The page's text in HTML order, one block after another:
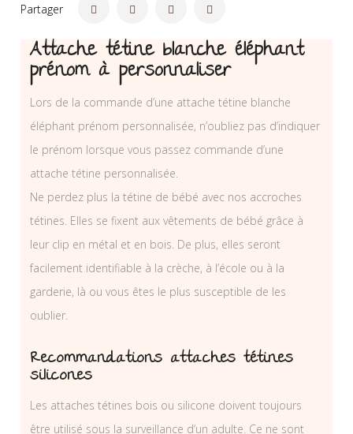
Partager
Attache tétine blanche éléphant
prénom à personnaliser
Lors de la commande d’une attache tétine blanche
éléphant prénom personnalisée, n’oubliez pas d’indiquer
le prénom lorsque vous passez commande d’une
attache tétine personnalisée.
Ne perdez plus la tétine de bébé avec nos accroches
tétines. Elles se fixent aux vêtements de bébé grâce à
leur clip en métal et en bois. De plus, elles seront
facilement identifiable à la crèche, à l’école ou à la
garderie, là ou vous êtes le plus susceptible de les
oublier.
Recommandations attaches tétines
silicones
Les attaches tétines bois ou silicone doivent toujours
être utilisé sous la surveillance d’un adulte. Ce ne sont